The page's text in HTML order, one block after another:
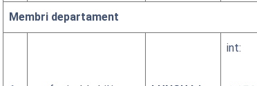
Membri departament
int: